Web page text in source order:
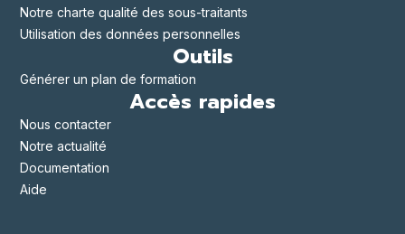
Notre charte qualité des sous-traitants
Utilisation des données personnelles
Outils
Générer un plan de formation
Accès rapides
Nous contacter
Notre actualité
Documentation
Aide